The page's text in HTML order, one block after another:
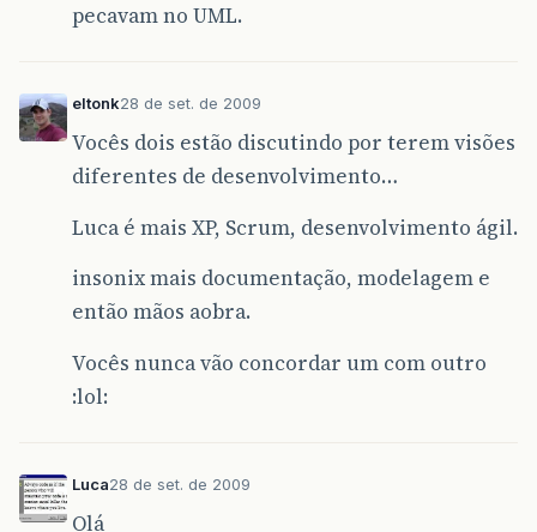
pecavam no UML.
eltonk28 de set. de 2009
Vocês dois estão discutindo por terem visões
diferentes de desenvolvimento…
Luca é mais XP, Scrum, desenvolvimento ágil.
insonix mais documentação, modelagem e
então mãos aobra.
Vocês nunca vão concordar um com outro
:lol:
Luca28 de set. de 2009
Olá